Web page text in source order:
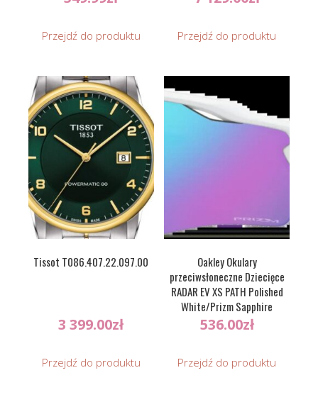
Przejdź do produktu Przejdź do produktu
Tissot T086.407.22.097.00
3 399.00zł
Przejdź do produktu
Oakley Okulary
przeciwsłoneczne Dziecięce
RADAR EV XS PATH Polished
White/Prizm Sapphire
OJ9001-15
536.00zł
Przejdź do produktu